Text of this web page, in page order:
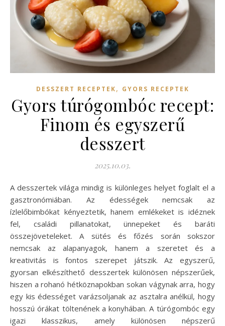
DESSZERT RECEPTEK, GYORS RECEPTEK
Gyors túrógombóc recept:
Finom és egyszerű
desszert
2025.10.03.
A desszertek világa mindig is különleges helyet foglalt el a
gasztronómiában. Az édességek nemcsak az
ízlelőbimbókat kényeztetik, hanem emlékeket is idéznek
fel, családi pillanatokat, ünnepeket és baráti
összejöveteleket. A sütés és főzés során sokszor
nemcsak az alapanyagok, hanem a szeretet és a
kreativitás is fontos szerepet játszik. Az egyszerű,
gyorsan elkészíthető desszertek különösen népszerűek,
hiszen a rohanó hétköznapokban sokan vágynak arra, hogy
egy kis édességet varázsoljanak az asztalra anélkül, hogy
hosszú órákat töltenének a konyhában. A túrógombóc egy
igazi klasszikus, amely különösen népszerű